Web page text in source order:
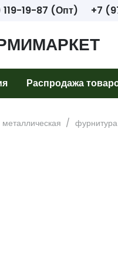
19-87 (Опт) +7
Распродажа
/